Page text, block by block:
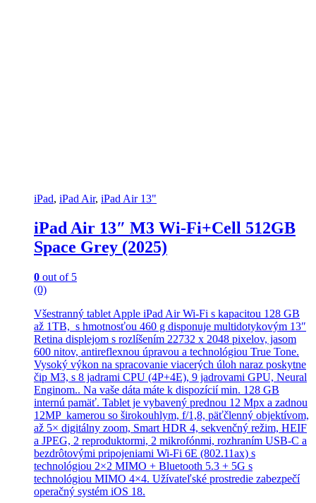
iPad, iPad Air, iPad Air 13"
iPad Air 13″ M3 Wi-Fi+Cell 512GB
Space Grey (2025)
0 out of 5
(0)
Všestranný tablet Apple iPad Air Wi-Fi s kapacitou 128 GB
až 1TB, s hmotnosťou 460 g disponuje multidotykovým 13″
Retina displejom s rozlíšením 22732 x 2048 pixelov, jasom
600 nitov, antireflexnou úpravou a technológiou True Tone.
Vysoký výkon na spracovanie viacerých úloh naraz poskytne
čip M3, s 8 jadrami CPU (4P+4E), 9 jadrovami GPU, Neural
Enginom.. Na vaše dáta máte k dispozícií min. 128 GB
internú pamäť. Tablet je vybavený prednou 12 Mpx a zadnou
12MP kamerou so širokouhlym, f/1,8, päťčlenný objektívom,
až 5× digitálny zoom, Smart HDR 4, sekvenčný režim, HEIF
a JPEG, 2 reproduktormi, 2 mikrofónmi, rozhraním USB-C a
bezdrôtovými pripojeniami Wi-Fi 6E (802.11ax) s
technológiou 2×2 MIMO + Bluetooth 5.3 + 5G s
technológiou MIMO 4×4. Užívateľské prostredie zabezpečí
operačný systém iOS 18.